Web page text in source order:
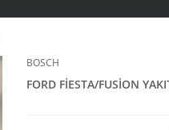
BOSCH
FORD FİESTA/FUSİON